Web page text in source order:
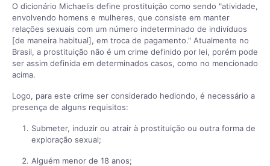
O dicionário Michaelis define prostituição como sendo "atividade,
envolvendo homens e mulheres, que consiste em manter
relações sexuais com um número indeterminado de indivíduos
[de maneira habitual], em troca de pagamento." Atualmente no
Brasil, a prostituição não é um crime definido por lei, porém pode
ser assim definida em determinados casos, como no mencionado
acima.
Logo, para este crime ser considerado hediondo, é necessário a
presença de alguns requisitos:
Submeter, induzir ou atrair à prostituição ou outra forma de
exploração sexual;
Alguém menor de 18 anos;